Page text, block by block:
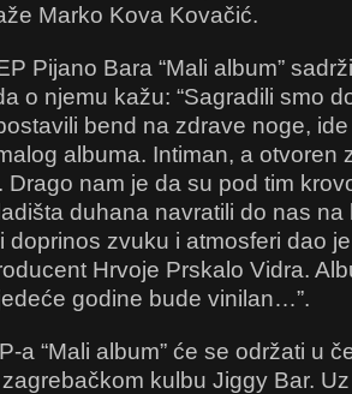
Marko Kova Kovačić.
Pijano Bara “Mali album”
o njemu kažu: “Sagradili smo
bend na zdrave noge,
albuma. Intiman, a otvoren
Drago nam je da su pod tim
duhana navratili do nas na
doprinos zvuku i atmosferi dao
Hrvoje Prskalo Vidra.
godine bude vinilan…”.
a “Mali album” će se održati u
kulbu Jiggy Bar.